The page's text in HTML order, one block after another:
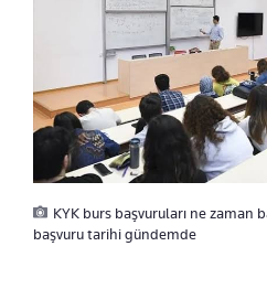
KYK burs başvuruları ne zaman
başvuru tarihi gündemde